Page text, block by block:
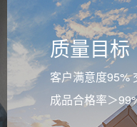
质量目标
客户满意度95%
成品合格率＞